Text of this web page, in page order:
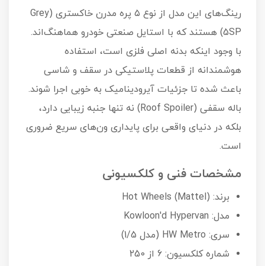
رینگ‌های این مدل از نوع ۵ پره مدرن خاکستری (Grey
5SP) هستند که با استایل صنعتی خودرو هماهنگ‌اند.
با وجود اینکه بدنه اصلی فلزی است، استفاده
هوشمندانه از قطعات پلاستیکی در سقف و شاسی
باعث شده تا جزئیات آیرودینامیک به خوبی اجرا شوند.
باله سقفی (Roof Spoiler) نه تنها جنبه زیبایی دارد،
بلکه در دنیای واقعی برای پایداری ون‌های سریع ضروری
است.
مشخصات فنی و کلکسیونی
برند: Hot Wheels (Mattel)
مدل: Kowloon'd Hypervan
سری: HW Metro (مدل 1/5)
شماره کلکسیون: 6 از 250